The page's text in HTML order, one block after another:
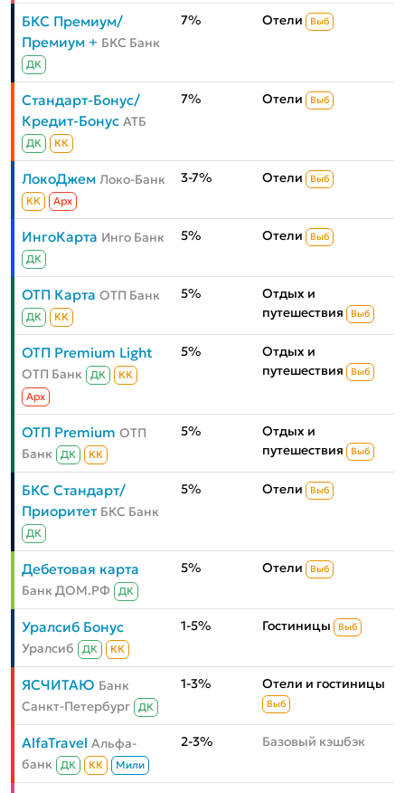
БКС Премиум/
Премиум + БКС Банк
ДК
7% Отели Выб
Стандарт-Бонус/
Кредит-Бонус АТБ
ДК КК
7% Отели Выб
ЛокоДжем Локо-Банк
КК Aрх
3-7% Отели Выб
ИнгоКарта Инго Банк
ДК
5% Отели Выб
ОТП Карта ОТП Банк
ДК КК
5%
Отдых и
путешествия
Выб
ОТП Premium Light
ОТП Банк ДК
КК
Aрх
5%
Отдых и
путешествия
Выб
ОТП Premium ОТП
Банк
ДК КК
5%
Отдых и
путешествия
Выб
БКС Стандарт/
Приоритет БКС Банк
ДК
5% Отели Выб
Дебетовая карта
Банк ДОМ.РФ ДК
5% Отели Выб
Уралсиб Бонус
Уралсиб ДК КК
1-5% Гостиницы Выб
ЯСЧИТАЮ Банк
Санкт-Петербург
ДК
1-3% Отели и гостиницы
Выб
AlfaTravel Альфа-
банк
ДК КК Мили
2-3% Базовый кэшбэк